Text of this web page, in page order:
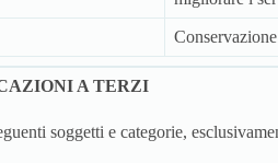
A TERZI
soggetti e categorie,